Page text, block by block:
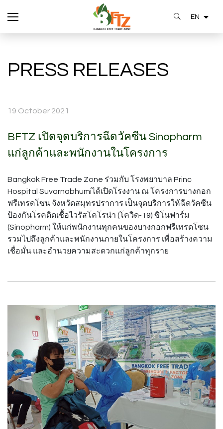
EN
SITE SEARCH
PRESS RELEASES
19 October 2021
BFTZ เปิดจุดบริการฉีดวัคซีน Sinopharm
แก่ลูกค้าและพนักงานในโครงการ
Bangkok Free Trade Zone ร่วมกับ โรงพยาบาล Princ
Hospital Suvarnabhumiได้เปิดโรงงาน ณ โครงการบางกอก
ฟรีเทรดโซน จังหวัดสมุทรปราการ เป็นจุดบริการให้ฉีดวัคซีน
ป้องกันโรคติดเชื้อไวรัสโคโรน่า (โควิด-19) ซิโนฟาร์ม
(Sinopharm) ให้แก่พนักงานทุกคนของบางกอกฟรีเทรดโซน
รวมไปถึงลูกค้าและพนักงานภายในโครงการ เพื่อสร้างความ
เชื่อมั่น และอำนวยความสะดวกแก่ลูกค้าทุกราย